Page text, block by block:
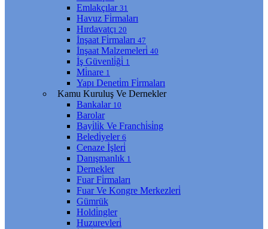
Emlakçılar 31
Havuz Fi̇rmaları
Hırdavatçı 20
İnşaat Fi̇rmaları 47
İnşaat Malzemeleri̇ 40
İş Güvenli̇ği̇ 1
Mi̇nare 1
Yapı Deneti̇m Fi̇rmaları
Kamu Kuruluş Ve Dernekler
Bankalar 10
Barolar
Bayi̇li̇k Ve Franchi̇si̇ng
Beledi̇yeler 6
Cenaze İşleri̇
Danışmanlık 1
Dernekler
Fuar Fi̇rmaları
Fuar Ve Kongre Merkezleri̇
Gümrük
Holdi̇ngler
Huzurevleri̇